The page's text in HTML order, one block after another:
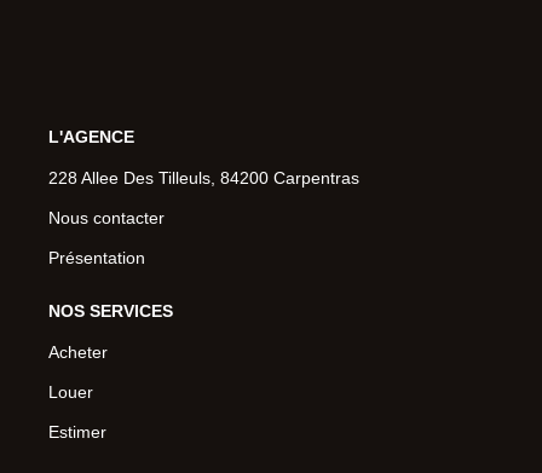
L'AGENCE
228 Allee Des Tilleuls, 84200 Carpentras
Nous contacter
Présentation
NOS SERVICES
Acheter
Louer
Estimer